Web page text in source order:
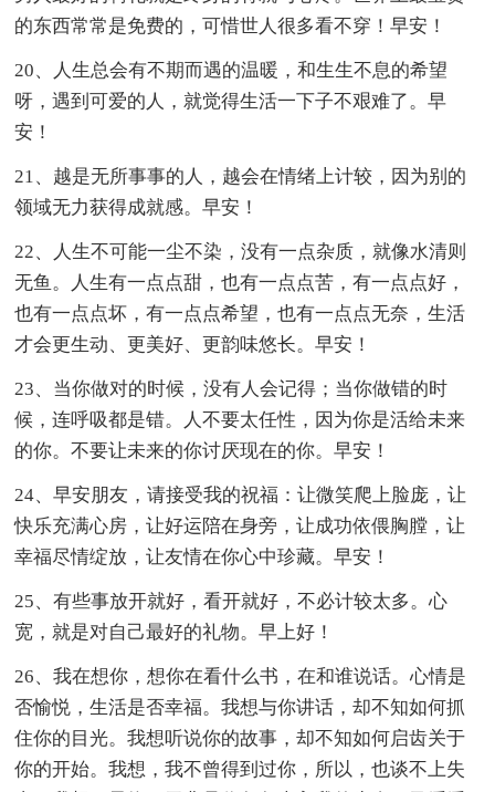
的东西常常是免费的，可惜世人很多看不穿！早安！
20、人生总会有不期而遇的温暖，和生生不息的希望
呀，遇到可爱的人，就觉得生活一下子不艰难了。早
安！
21、越是无所事事的人，越会在情绪上计较，因为别的
领域无力获得成就感。早安！
22、人生不可能一尘不染，没有一点杂质，就像水清则
无鱼。人生有一点点甜，也有一点点苦，有一点点好，
也有一点点坏，有一点点希望，也有一点点无奈，生活
才会更生动、更美好、更韵味悠长。早安！
23、当你做对的时候，没有人会记得；当你做错的时
候，连呼吸都是错。人不要太任性，因为你是活给未来
的你。不要让未来的你讨厌现在的你。早安！
24、早安朋友，请接受我的祝福：让微笑爬上脸庞，让
快乐充满心房，让好运陪在身旁，让成功依偎胸膛，让
幸福尽情绽放，让友情在你心中珍藏。早安！
25、有些事放开就好，看开就好，不必计较太多。心
宽，就是对自己最好的礼物。早上好！
26、我在想你，想你在看什么书，在和谁说话。心情是
否愉悦，生活是否幸福。我想与你讲话，却不知如何抓
住你的目光。我想听说你的故事，却不知如何启齿关于
你的开始。我想，我不曾得到过你，所以，也谈不上失